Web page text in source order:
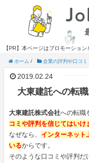
【PR】本ページはプロモーショ
ホーム / 企業の評判や口コミ
2019.02.24
大東建託への転
大東建託株式会社への転職
コミや評判を信じてはいけ
なぜなら、 インターネット
いるからです。
そのような口コミや評判だ